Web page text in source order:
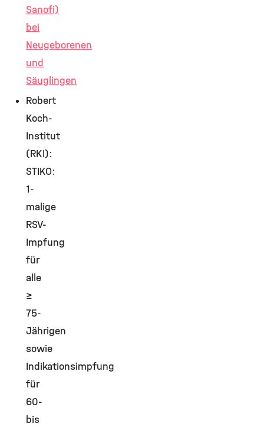
Sanofi)
bei
Neugeborenen
und
Säuglingen
Robert
Koch-
Institut
(RKI):
STIKO:
1-
malige
RSV-
Impfung
für
alle
≥
75-
Jährigen
sowie
Indikationsimpfung
für
60-
bis